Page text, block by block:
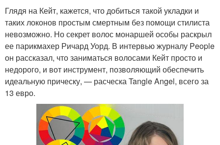
Глядя на Кейт, кажется, что добиться такой укладки и
таких локонов простым смертным без помощи стилиста
невозможно. Но секрет волос монаршей особы раскрыл
ее парикмахер Ричард Уорд. В интервью журналу People
он рассказал, что заниматься волосами Кейт просто и
недорого, и вот инструмент, позволяющий обеспечить
идеальную прическу, — расческа Tangle Angel, всего за
13 евро.